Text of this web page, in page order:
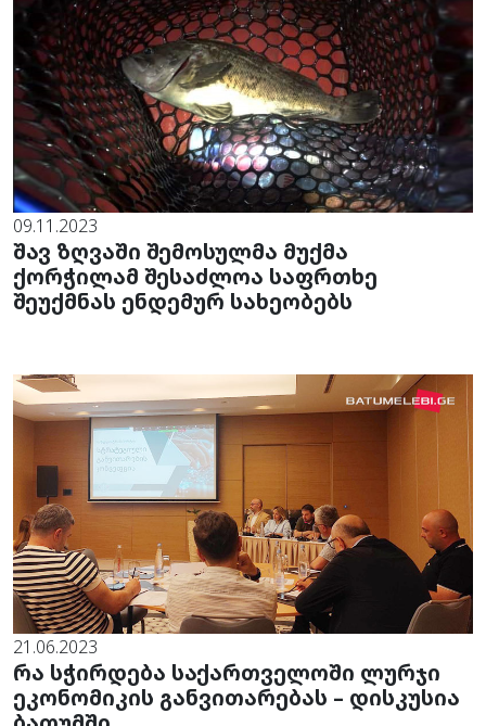
09.11.2023
შავ ზღვაში შემოსულმა მუქმა
ქორჭილამ შესაძლოა საფრთხე
შეუქმნას ენდემურ სახეობებს
21.06.2023
რა სჭირდება საქართველოში ლურჯი
ეკონომიკის განვითარებას – დისკუსია